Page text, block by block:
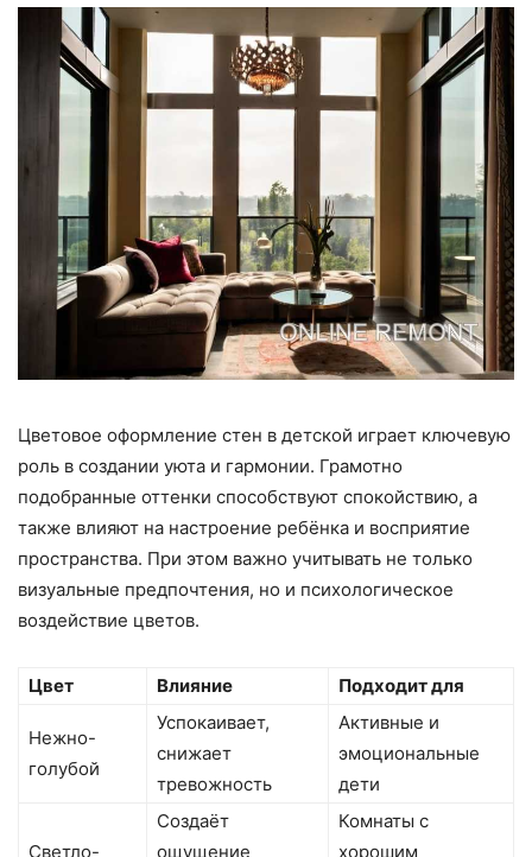
Цветовое оформление стен в детской играет ключевую
роль в создании уюта и гармонии. Грамотно
подобранные оттенки способствуют спокойствию, а
также влияют на настроение ребёнка и восприятие
пространства. При этом важно учитывать не только
визуальные предпочтения, но и психологическое
воздействие цветов.
Цвет Влияние Подходит для
Нежно-
голубой
Успокаивает,
снижает
тревожность
Активные и
эмоциональные
дети
Светло-
Создаёт
ощущение
Комнаты с
хорошим